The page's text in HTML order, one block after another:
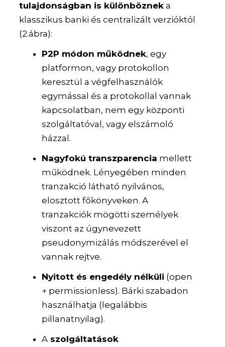
tulajdonságban is különböznek a
klasszikus banki és centralizált verzióktól
(2.ábra):
P2P módon működnek, egy
platformon, vagy protokollon
keresztül a végfelhasználók
egymással és a protokollal vannak
kapcsolatban, nem egy központi
szolgáltatóval, vagy elszámoló
házzal.
Nagyfokú transzparencia mellett
működnek. Lényegében minden
tranzakció látható nyilvános,
elosztott főkönyveken. A
tranzakciók mögötti személyek
viszont az úgynevezett
pseudonymizálás módszerével el
vannak rejtve.
Nyitott és engedély nélküli (open
+ permissionless). Bárki szabadon
használhatja (legalábbis
pillanatnyilag).
A szolgáltatások